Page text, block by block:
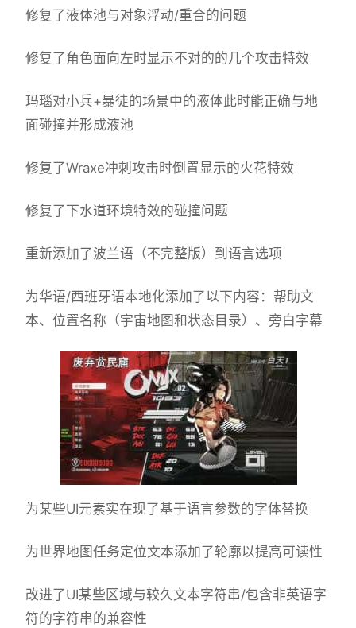
修复了液体池与对象浮动/重合的问题
修复了角色面向左时显示不对的的几个攻击特效
玛瑙对小兵+暴徒的场景中的液体此时能正确与地
面碰撞并形成液池
修复了Wraxe冲刺攻击时倒置显示的火花特效
修复了下水道环境特效的碰撞问题
重新添加了波兰语（不完整版）到语言选项
为华语/西班牙语本地化添加了以下内容：帮助文
本、位置名称（宇宙地图和状态目录）、旁白字幕
为某些UI元素实在现了基于语言参数的字体替换
为世界地图任务定位文本添加了轮廓以提高可读性
改进了UI某些区域与较久文本字符串/包含非英语字
符的字符串的兼容性